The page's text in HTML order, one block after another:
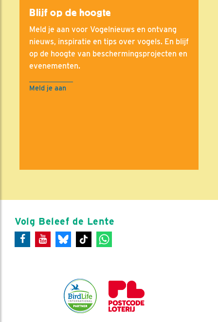
Blijf op de hoogte
Meld je aan voor Vogelnieuws en ontvang
nieuws, inspiratie en tips over vogels. En blijf
op de hoogte van beschermingsprojecten en
evenementen.
Meld je aan
Volg Beleef de Lente